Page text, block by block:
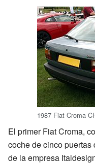
1987 Fiat Croma
El primer Fiat Croma,
coche de cinco
de la empresa